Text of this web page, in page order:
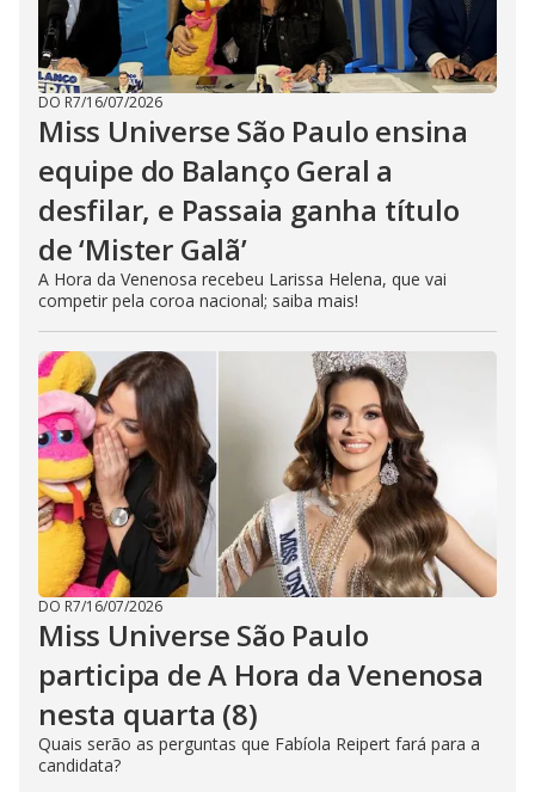
DO R7/16/07/2026
Miss Universe São Paulo ensina
equipe do Balanço Geral a
desfilar, e Passaia ganha título
de ‘Mister Galã’
A Hora da Venenosa recebeu Larissa Helena, que vai
competir pela coroa nacional; saiba mais!
DO R7/16/07/2026
Miss Universe São Paulo
participa de A Hora da Venenosa
nesta quarta (8)
Quais serão as perguntas que Fabíola Reipert fará para a
candidata?